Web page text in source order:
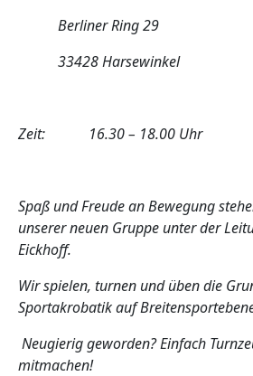
Berliner Ring 29
33428 Harsewinkel
Zeit: 16.30 – 18.00 Uhr
Spaß und Freude an Bewegung
unserer neuen Gruppe unter der
Eickhoff.
Wir spielen, turnen und üben die
Sportakrobatik auf
Neugierig geworden? Einfach
mitmachen!